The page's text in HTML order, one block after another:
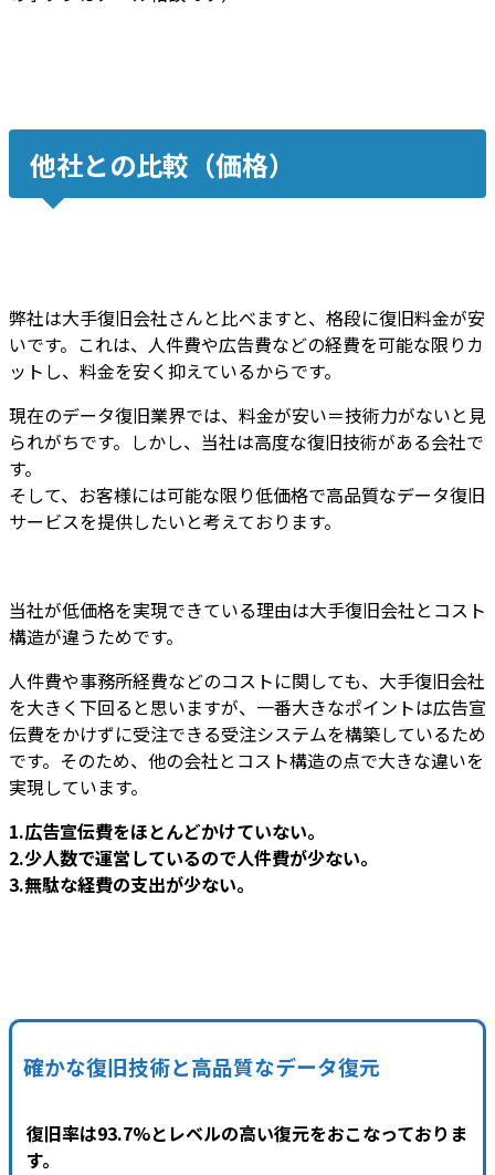
他社との比較（価格）
弊社は大手復旧会社さんと比べますと、 格段に復旧料金が安
いです。これは、 人件費や広告費などの経費を可能な限りカ
ット し、 料金を安く抑えているからです。
現在のデータ復旧業界では、料金が安い＝技術力がないと見
られがちです。しかし、 当社は高度な復旧技術がある会社で
す。
そして、 お客様には可能な限り低価格で高品質なデータ復旧
サービスを提供したいと考えております。
当社が低価格を実現できている理由は大手復旧会社とコスト
構造が違うためです。
人件費や事務所経費などのコストに関しても、大手復旧会社
を大きく下回ると思いますが、一番大きなポイントは広告宣
伝費をかけずに受注できる受注システムを構築しているため
です。そのため、他の会社とコスト構造の点で大きな違いを
実現しています。
1.広告宣伝費をほとんどかけていない。
2.少人数で運営しているので人件費が少ない。
3.無駄な経費の支出が少ない。
確かな復旧技術と高品質なデータ復元
復旧率は93.7%とレベルの高い復元をおこなっておりま
す。